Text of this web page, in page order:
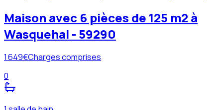
Maison avec 6 pièces de 125 m2 à
Wasquehal - 59290
1 649€Charges comprises
0